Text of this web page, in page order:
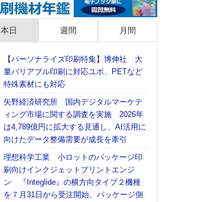
本日 週間 月間
【パーソナライズ印刷特集】博伸社 大
量バリアブル印刷に対応ユポ、PETなど
特殊素材にも対応
矢野経済研究所 国内デジタルマーケテ
ィング市場に関する調査を実施 2026年
は4,789億円に拡大する見通し、AI活用に
向けたデータ整備需要が成長を牽引
理想科学工業 小ロットのパッケージ印
刷向けインクジェットプリントエンジ
ン 『Integlide』の横方向タイプ２機種
を７月31日から受注開始、パッケージ側